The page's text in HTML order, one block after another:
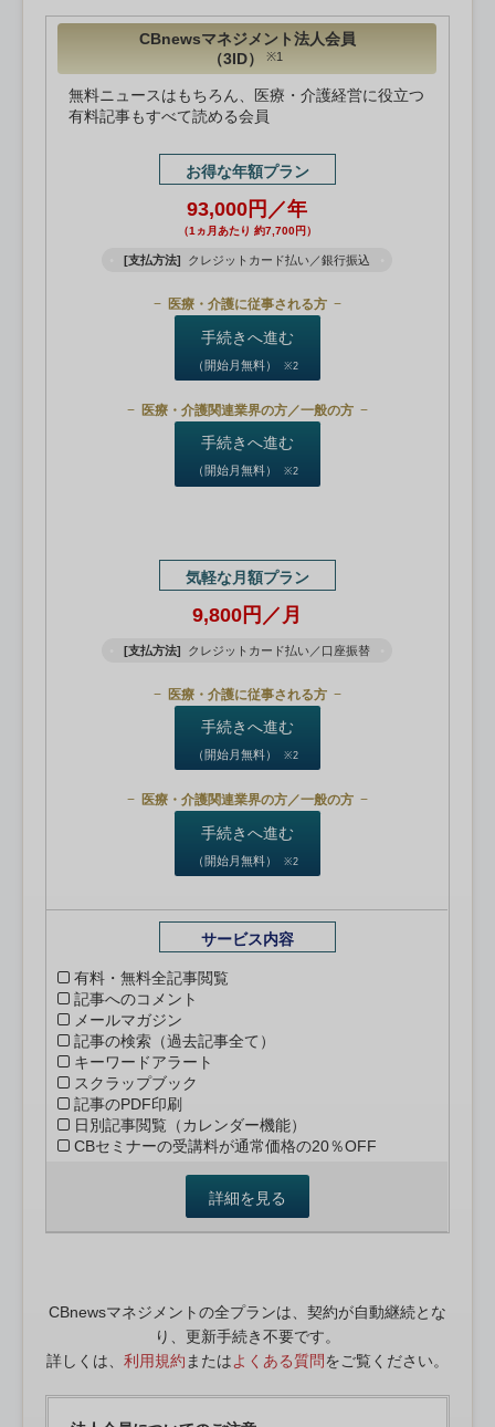
CBnewsマネジメント法人会員
（3ID）
※1
無料ニュースはもちろん、医療・介護経営に役立つ
有料記事もすべて読める会員
お得な年額プラン
93,000円／年
（1ヵ月あたり 約7,700円）
[支払方法] クレジットカード払い／銀行振込
医療・介護に従事される方
手続きへ進む
（開始月無料） ※2
医療・介護関連業界の方／一般の方
手続きへ進む
（開始月無料） ※2
気軽な月額プラン
9,800円／月
[支払方法] クレジットカード払い／口座振替
医療・介護に従事される方
手続きへ進む
（開始月無料） ※2
医療・介護関連業界の方／一般の方
手続きへ進む
（開始月無料） ※2
サービス内容
有料・無料全記事閲覧
記事へのコメント
メールマガジン
記事の検索（過去記事全て）
キーワードアラート
スクラップブック
記事のPDF印刷
日別記事閲覧（カレンダー機能）
CBセミナーの受講料が通常価格の20％OFF
詳細を見る
CBnewsマネジメントの全プランは、契約が自動継続とな
り、更新手続き不要です。
詳しくは、 利用規約 またはよくある質問をご覧ください。